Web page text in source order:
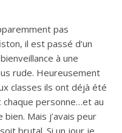
pas
il est passé d’un
à une
rude. Heureusement
classes ils ont déjà été
personne…et au
Mais j’avais peur
brutal. Si un jour je